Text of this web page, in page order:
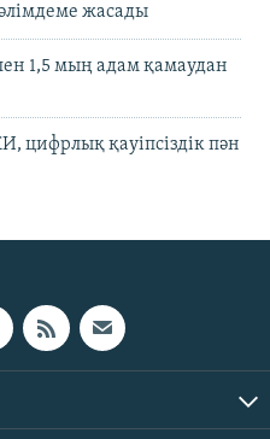
жасады
1,5 мың адам қамаудан
цифрлық қауіпсіздік пән